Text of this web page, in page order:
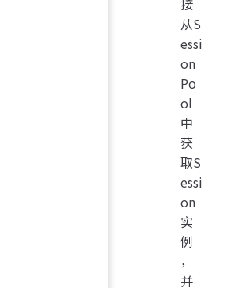
从S
essi
on
Po
ol
中
获
取S
essi
on
实
例
，
并